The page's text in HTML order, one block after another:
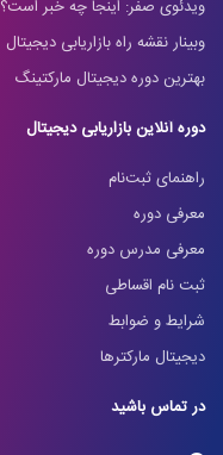
ویدئوی صفر: اینجا چه خبر است؟
وبینار نقشه راه بازاریابی دیجیتال
بهترین دوره دیجیتال مارکتینگ
دوره آنلاین بازاریابی دیجیتال
راهنمای ثبت‌نام
معرفی دوره
معرفی مدرس دوره
ثبت نام اقساطی
شرایط و ضوابط
دیجیتال مارکترها
در تماس باشید